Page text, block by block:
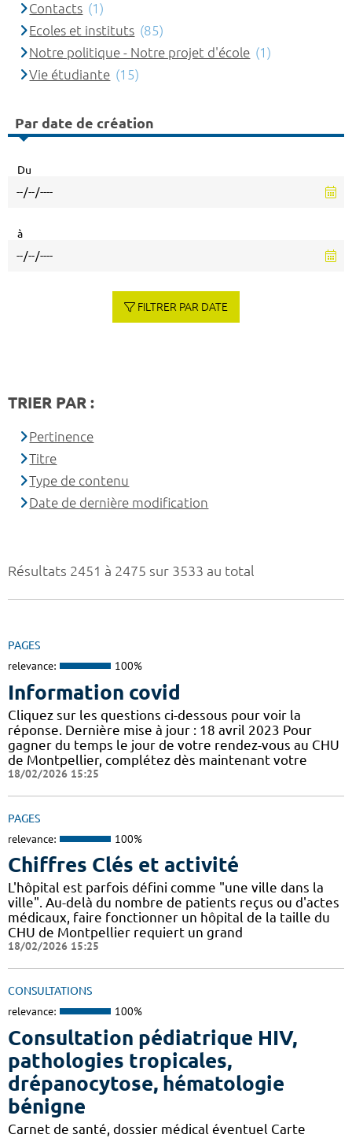
Résultats 2451 à 2475 sur 3533 au total
PAGES
relevance: 100%
Information covid
Cliquez sur les questions ci-dessous pour voir la
réponse. Dernière mise à jour : 18 avril 2023 Pour
gagner du temps le jour de votre rendez-vous au CHU
de Montpellier, complétez dès maintenant votre
18/02/2026 15:25
PAGES
relevance: 100%
Chiffres Clés et activité
L'hôpital est parfois défini comme "une ville dans la
ville". Au-delà du nombre de patients reçus ou d'actes
médicaux, faire fonctionner un hôpital de la taille du
CHU de Montpellier requiert un grand
18/02/2026 15:25
CONSULTATIONS
relevance: 100%
Consultation pédiatrique HIV,
pathologies tropicales,
drépanocytose, hématologie
bénigne
Carnet de santé, dossier médical éventuel Carte
Contacts (1)
Ecoles et instituts (85)
Notre politique - Notre projet d'école (1)
Vie étudiante (15)
Par date de création
Du
à
FILTRER PAR DATE
TRIER PAR :
Pertinence
Titre
Type de contenu
Date de dernière modification